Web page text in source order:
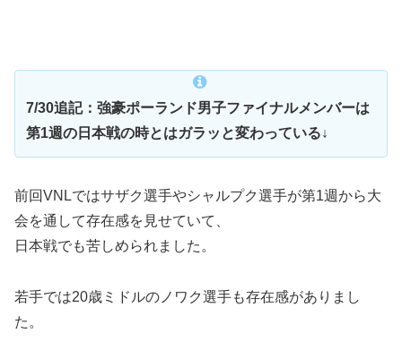
7/30追記：強豪ポーランド男子ファイナルメンバーは
第1週の日本戦の時とはガラッと変わっている↓
前回VNLではサザク選手やシャルプク選手が第1週から大
会を通して存在感を見せていて、
日本戦でも苦しめられました。
若手では20歳ミドルのノワク選手も存在感がありまし
た。